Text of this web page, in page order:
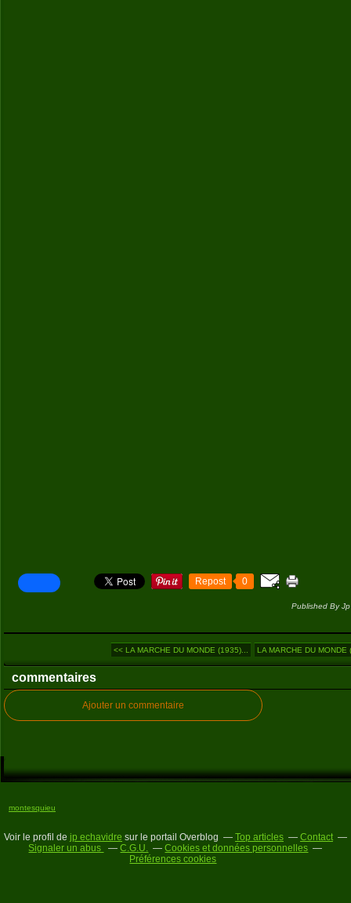
Repost 0
Published By
<< LA MARCHE DU MONDE (1935)... LA MARCHE DU MONDE
commentaires
Ajouter un commentaire
montesquieu
Voir le profil de jp echavidre sur le portail Overblog Top articles
Contact
Signaler un abus
C.G.U.
Cookies et données personnelles
Préférences cookies